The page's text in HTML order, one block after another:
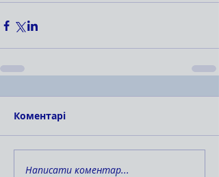
Коментарі
Написати коментар...